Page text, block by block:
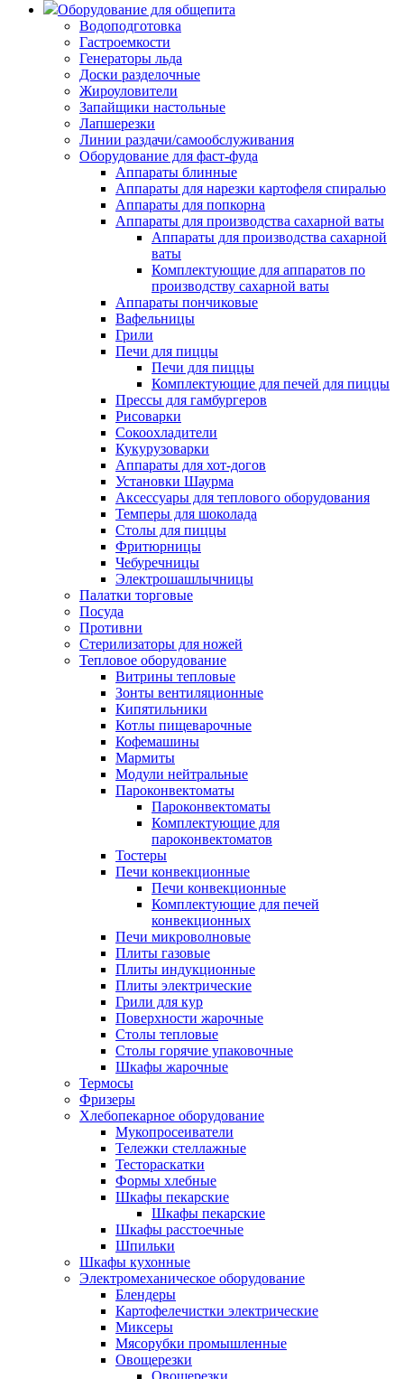
Оборудование для общепита
Водоподготовка
Гастроемкости
Генераторы льда
Доски разделочные
Жироуловители
Запайщики настольные
Лапшерезки
Линии раздачи/самообслуживания
Оборудование для фаст-фуда
Аппараты блинные
Аппараты для нарезки картофеля спиралью
Аппараты для попкорна
Аппараты для производства сахарной ваты
Аппараты для производства сахарной
ваты
Комплектующие для аппаратов по
производству сахарной ваты
Аппараты пончиковые
Вафельницы
Грили
Печи для пиццы
Печи для пиццы
Комплектующие для печей для пиццы
Прессы для гамбургеров
Рисоварки
Сокоохладители
Кукурузоварки
Аппараты для хот-догов
Установки Шаурма
Аксессуары для теплового оборудования
Темперы для шоколада
Столы для пиццы
Фритюрницы
Чебуречницы
Электрошашлычницы
Палатки торговые
Посуда
Противни
Стерилизаторы для ножей
Тепловое оборудование
Витрины тепловые
Зонты вентиляционные
Кипятильники
Котлы пищеварочные
Кофемашины
Мармиты
Модули нейтральные
Пароконвектоматы
Пароконвектоматы
Комплектующие для
пароконвектоматов
Тостеры
Печи конвекционные
Печи конвекционные
Комплектующие для печей
конвекционных
Печи микроволновые
Плиты газовые
Плиты индукционные
Плиты электрические
Грили для кур
Поверхности жарочные
Столы тепловые
Столы горячие упаковочные
Шкафы жарочные
Термосы
Фризеры
Хлебопекарное оборудование
Мукопросеиватели
Тележки стеллажные
Тестораскатки
Формы хлебные
Шкафы пекарские
Шкафы пекарские
Шкафы расстоечные
Шпильки
Шкафы кухонные
Электромеханическое оборудование
Блендеры
Картофелечистки электрические
Миксеры
Мясорубки промышленные
Овощерезки
Овощерезки